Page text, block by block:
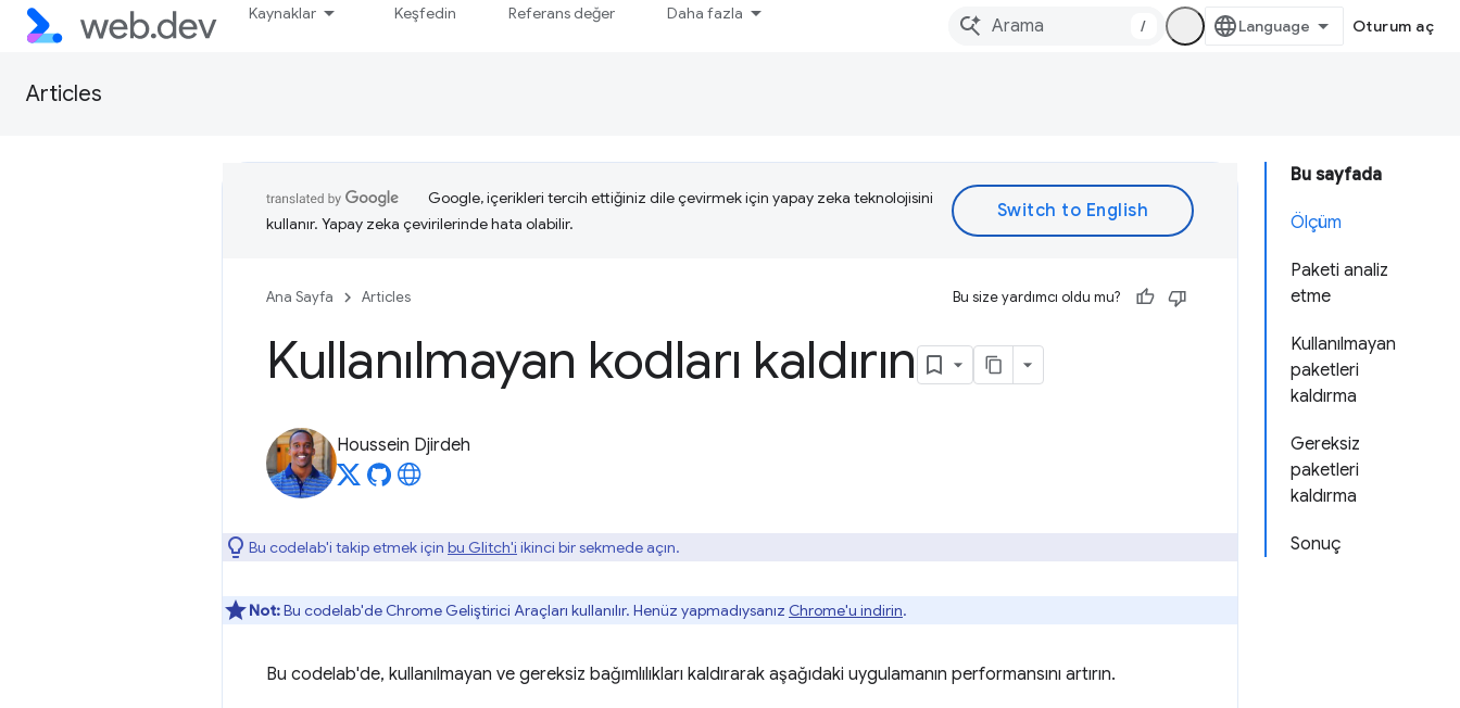
Kaynaklar Keşfedin Referans değer Daha fazla
/ Oturum aç
Articles
Bu sayfada
Ölçüm
Paketi analiz
etme
Kullanılmayan
paketleri
kaldırma
Gereksiz
paketleri
kaldırma
Sonuç
Google, içerikleri tercih ettiğiniz dile çevirmek için yapay zeka teknolojisini
kullanır. Yapay zeka çevirilerinde hata olabilir.
Ana Sayfa Articles Bu size yardımcı oldu mu?
Kullanılmayan kodları kaldırın
Houssein Djirdeh
Bu codelab'i takip etmek için bu Glitch'i ikinci bir sekmede açın.
Not:Bu codelab'de Chrome Geliştirici Araçları kullanılır. Henüz yapmadıysanız Chrome'u indirin.
Bu codelab'de, kullanılmayan ve gereksiz bağımlılıkları kaldırarak aşağıdaki uygulamanın performansını artırın.